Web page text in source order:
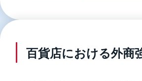
百貨店における外商